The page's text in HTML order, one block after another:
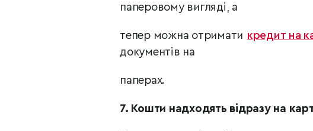
паперовому вигляді, а
тепер можна отримати кредит на
документів на
паперах.
7. Кошти надходять відразу на